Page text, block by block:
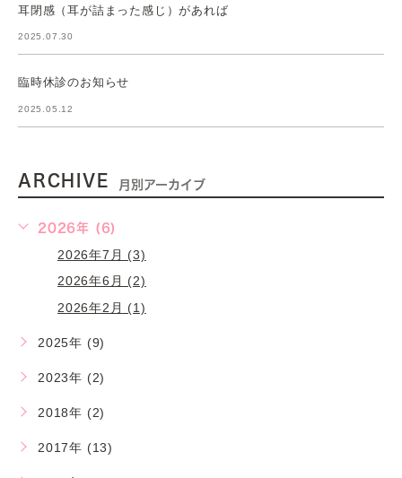
耳閉感（耳が詰まった感じ）があれば
2025.07.30
臨時休診のお知らせ
2025.05.12
ARCHIVE 月別アーカイブ
2026年 (6)
2026年7月 (3)
2026年6月 (2)
2026年2月 (1)
2025年 (9)
2023年 (2)
2018年 (2)
2017年 (13)